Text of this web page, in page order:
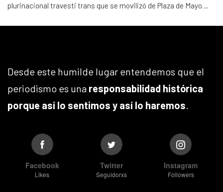
plurinacional travesti trans que se movilizó de Plaza de Mayo…
Desde este humilde lugar entendemos que el
periodismo es una responsabilidad histórica
porque así lo sentimos y así lo haremos
Facebook
Likes
Twitter
Seguidorxs
Instagram
Followers